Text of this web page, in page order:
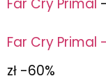
Far Cry Primal
zł -60%